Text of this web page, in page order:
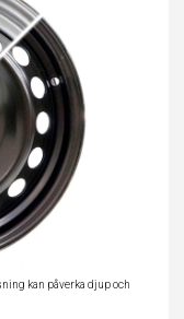
kan påverka djup och